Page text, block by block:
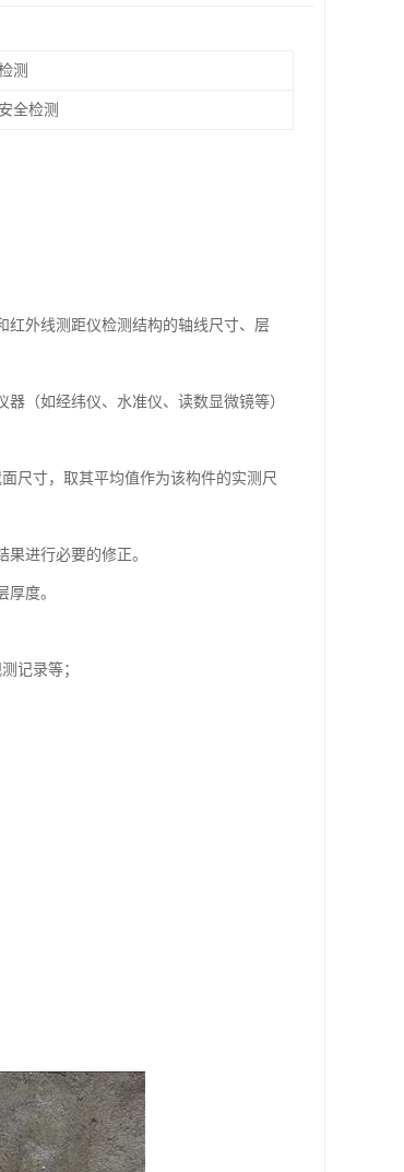
测
全检测
红外线测距仪检测结构的轴线尺寸、层
（如经纬仪、水准仪、读数显微镜等）
尺寸，取其平均值作为该构件的实测尺
果进行必要的修正。
厚度。
记录等；